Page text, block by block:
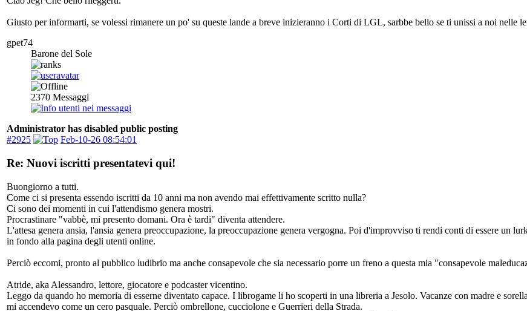
Giusto per informarti, se volessi rimanere un po' su queste lande a breve inizieranno i Corti di LGL, sarbbe bello se ti unissi a noi nelle
gpet74
Barone del Sole
2370 Messaggi
Administrator has disabled public posting
#2925
Feb-10-26 08:54:01
Re: Nuovi iscritti presentatevi qui!
Buongiorno a tutti.
Come ci si presenta essendo iscritti da 10 anni ma non avendo mai effettivamente scritto nulla?
Ci sono dei momenti in cui l'attendismo genera mostri.
Procrastinare "vabbè, mi presento domani. Ora è tardi" diventa attendere.
L'attesa genera ansia, l'ansia genera preoccupazione, la preoccupazione genera vergogna. Poi d'improvviso ti rendi conti di essere un
in fondo alla pagina degli utenti online.
Perciò eccomi, pronto al pubblico ludibrio ma anche consapevole che sia necessario porre un freno a questa mia "consapevole
Atride, aka Alessandro, lettore, giocatore e podcaster vicentino.
Leggo da quando ho memoria di esserne diventato capace. I librogame li ho scoperti in una libreria a Jesolo. Vacanze con madre e
mi accendevo come un cero pasquale. Perciò ombrellone, cucciolone e Guerrieri della Strada.